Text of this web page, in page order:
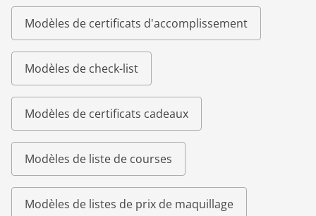
Modèles de certificats d'accomplissement
Modèles de check-list
Modèles de certificats cadeaux
Modèles de liste de courses
Modèles de listes de prix de maquillage